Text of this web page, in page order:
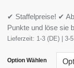
✔ Staffelpreise! ✔
Punkte und löse sie
Lieferzeit: 1-3 (DE) | 3-
Option Wählen